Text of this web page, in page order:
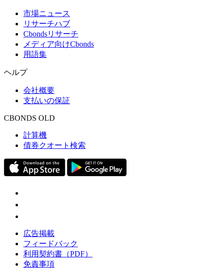
市場ニュース
リサーチハブ
Cbondsリサーチ
メディア向けCbonds
用語集
ヘルプ
会社概要
支払いの保証
CBONDS OLD
計算機
債券クオート検索
広告掲載
フィードバック
利用契約書（PDF）
免責事項